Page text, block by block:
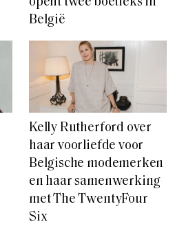
opent twee boetieks in
België
Kelly Rutherford over
haar voorliefde voor
Belgische modemerken
en haar samenwerking
met The TwentyFour
Six